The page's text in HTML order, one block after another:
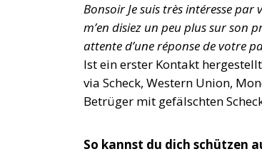
Bonsoir Je suis très intéresse
m’en disiez un peu plus sur son
attente d’une réponse de votre
Ist ein erster Kontakt
via Scheck, Western Union,
Betrüger mit gefälschten
So kannst du dich schützen